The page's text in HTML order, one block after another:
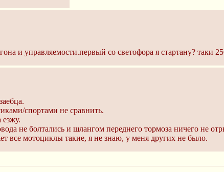
и управляемости.первый со светофора я стартану? таки
спортами не сравнить.
не болтались и шлангом переднего тормоза ничего не
все мотоциклы такие, я не знаю, у меня других не было.